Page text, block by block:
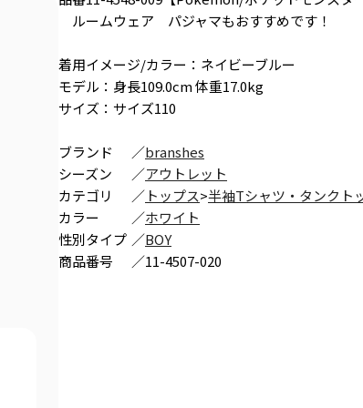
ルームウェア パジャマもおすすめです！
着用イメージ/カラー：ネイビーブルー
モデル：身長109.0cm 体重17.0kg
サイズ：サイズ110
ブランド ／branshes
シーズン
／アウトレット
カテゴリ
／ トップス>半袖Tシャツ・タンクト
カラー
／ホワイト
性別タイプ ／BOY
商品番号
／11-4507-020